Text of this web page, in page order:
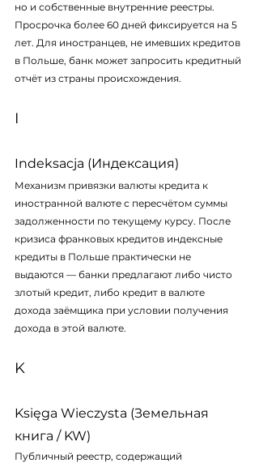
но и собственные внутренние реестры.
Просрочка более 60 дней фиксируется на 5
лет. Для иностранцев, не имевших кредитов
в Польше, банк может запросить кредитный
отчёт из страны происхождения.
I
Indeksacja (Индексация)
Механизм привязки валюты кредита к
иностранной валюте с пересчётом суммы
задолженности по текущему курсу. После
кризиса франковых кредитов индексные
кредиты в Польше практически не
выдаются — банки предлагают либо чисто
злотый кредит, либо кредит в валюте
дохода заёмщика при условии получения
дохода в этой валюте.
K
Księga Wieczysta (Земельная
книга / KW)
Публичный реестр, содержащий